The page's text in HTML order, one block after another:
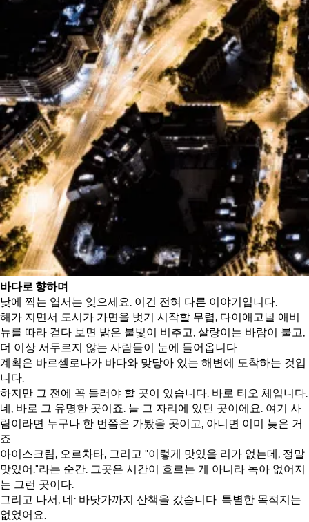
바다로 향하며
낮에 찍는 엽서는 잊으세요. 이건 전혀 다른 이야기입니다.
해가 지면서 도시가 가면을 벗기 시작할 무렵, 다이애고널 애비
뉴를 따라 걷다 보면 밝은 불빛이 비추고, 살랑이는 바람이 불고,
더 이상 서두르지 않는 사람들이 눈에 들어옵니다.
계획은 바르셀로나가 바다와 맞닿아 있는 해변에 도착하는 것입
니다.
하지만 그 전에 꼭 들러야 할 곳이 있습니다. 바로 티오 체입니다.
네, 바로 그 유명한 곳이죠. 늘 그 자리에 있던 곳이에요. 여기 사
람이라면 누구나 한 번쯤은 가봤을 곳이고, 아니면 이미 늦은 거
죠.
아이스크림, 오르차타, 그리고 "이렇게 맛있을 리가 없는데, 정말
맛있어."라는 순간. 그곳은 시간이 흐르는 게 아니라 녹아 없어지
는 그런 곳이다.
그리고 나서, 네: 바닷가까지 산책을 갔습니다. 특별한 목적지는
없었어요.